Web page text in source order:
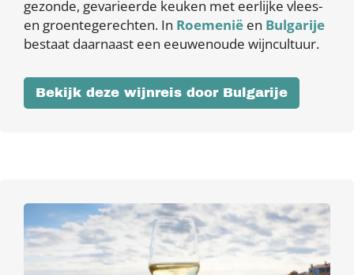
gezonde, gevarieerde keuken met eerlijke vlees-
en groentegerechten. In Roemenië en Bulgarije
bestaat daarnaast een eeuwenoude wijncultuur.
Bekijk deze wijnreis door Bulgarije